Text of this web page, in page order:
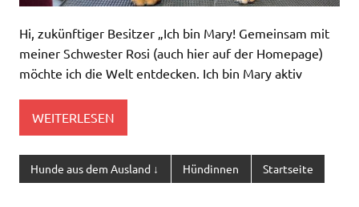
Hi, zukünftiger Besitzer „Ich bin Mary! Gemeinsam mit
meiner Schwester Rosi (auch hier auf der Homepage)
möchte ich die Welt entdecken. Ich bin Mary aktiv
WEITERLESEN
Hunde aus dem Ausland ↓ Hündinnen Startseite